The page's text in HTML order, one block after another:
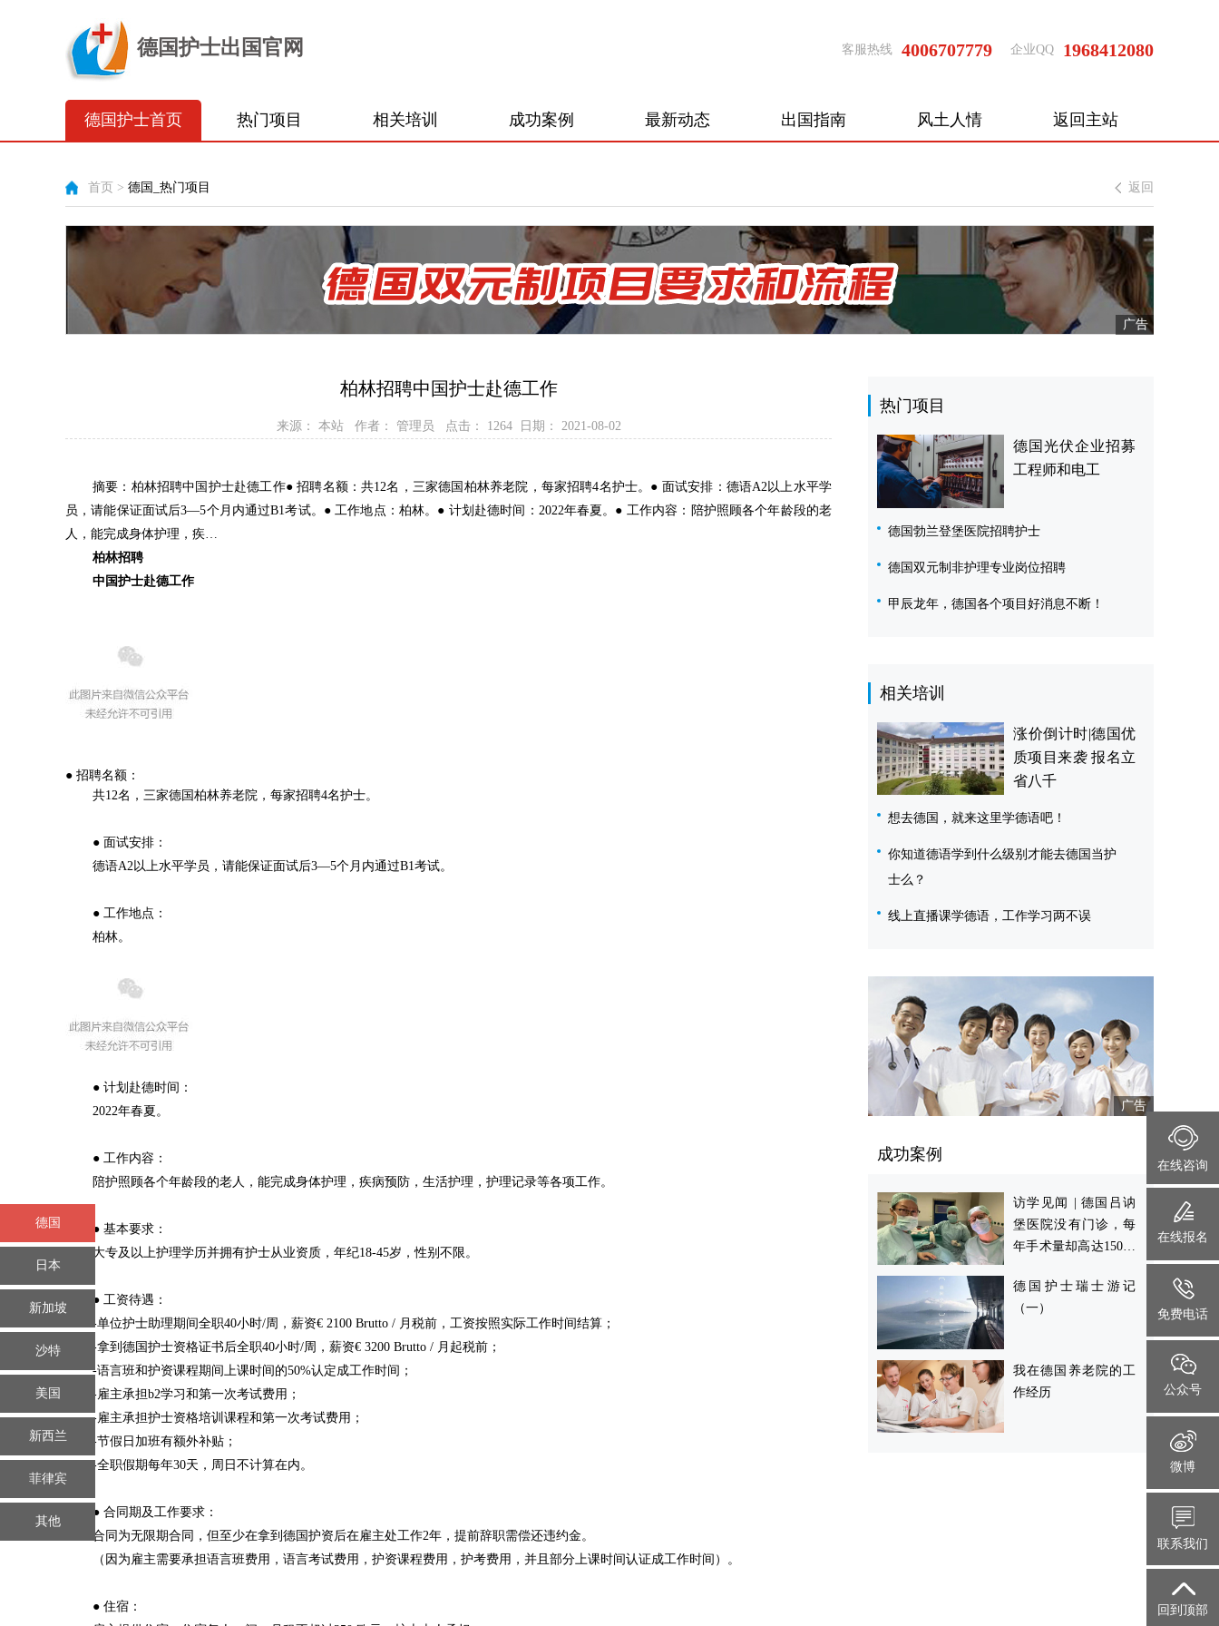
德国护士出国官网 企业QQ 1968412080
客服热线 4006707779
德国护士首页 热门项目 相关培训 成功案例 最新动态 出国指南 风土人情 返回主站
德国
日本
新加坡
沙特
美国
新西兰
菲律宾
其他
在线咨询
在线报名
免费电话
公众号
微博
联系我们
回到顶部
首页 > 德国_热门项目 返回
柏林招聘中国护士赴德工作
来源： 本站 作者： 管理员 点击： 1264 日期： 2021-08-02
摘要：柏林招聘中国护士赴德工作● 招聘名额：共12名，三家德国柏林养老院，每家招聘4名护士。● 面试安排：德语A2以上水平学
员，请能保证面试后3—5个月内通过B1考试。● 工作地点：柏林。● 计划赴德时间：2022年春夏。● 工作内容：陪护照顾各个年龄段的老
人，能完成身体护理，疾…
柏林招聘
中国护士赴德工作
● 招聘名额：
共12名，三家德国柏林养老院，每家招聘4名护士。
● 面试安排：
德语A2以上水平学员，请能保证面试后3—5个月内通过B1考试。
● 工作地点：
柏林。
● 计划赴德时间：
2022年春夏。
● 工作内容：
陪护照顾各个年龄段的老人，能完成身体护理，疾病预防，生活护理，护理记录等各项工作。
● 基本要求：
大专及以上护理学历并拥有护士从业资质，年纪18-45岁，性别不限。
● 工资待遇：
-单位护士助理期间全职40小时/周，薪资€ 2100 Brutto / 月税前，工资按照实际工作时间结算；
-拿到德国护士资格证书后全职40小时/周，薪资€ 3200 Brutto / 月起税前；
-语言班和护资课程期间上课时间的50%认定成工作时间；
-雇主承担b2学习和第一次考试费用；
-雇主承担护士资格培训课程和第一次考试费用；
-节假日加班有额外补贴；
-全职假期每年30天，周日不计算在内。
● 合同期及工作要求：
合同为无限期合同，但至少在拿到德国护资后在雇主处工作2年，提前辞职需偿还违约金。
（因为雇主需要承担语言班费用，语言考试费用，护资课程费用，护考费用，并且部分上课时间认证成工作时间）。
● 住宿：
热门项目
德国光伏企业招募
工程师和电工
德国勃兰登堡医院招聘护士
德国双元制非护理专业岗位招聘
甲辰龙年，德国各个项目好消息不断！
相关培训
涨价倒计时|德国优
质项目来袭 报名立
省八千
想去德国，就来这里学德语吧！
你知道德语学到什么级别才能去德国当护
士么？
线上直播课学德语，工作学习两不误
成功案例
访学见闻 | 德国吕讷
堡医院没有门诊，每
年手术量却高达15000
吕讷堡医院没有门
诊，每年手术量却高
德国护士瑞士游记
（一）
我在德国养老院的工
作经历